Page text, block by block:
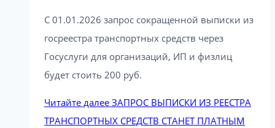
C 01.01.2026 запрос сокращенной выписки из
госреестра транспортных средств через
Госуслуги для организаций, ИП и физлиц
будет стоить 200 руб.
Читайте далее ЗАПРОС ВЫПИСКИ ИЗ РЕЕСТРА
ТРАНСПОРТНЫХ СРЕДСТВ СТАНЕТ ПЛАТНЫМ